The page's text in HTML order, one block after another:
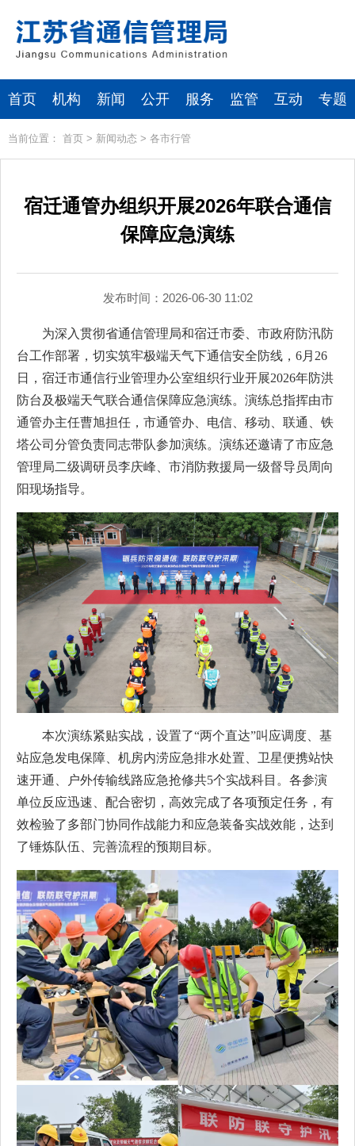
首页 机构 新闻 公开 服务 监管 互动 专题
当前位置： 首页 > 新闻动态 > 各市行管
宿迁通管办组织开展2026年联合通信
保障应急演练
发布时间：2026-06-30 11:02
为深入贯彻省通信管理局和宿迁市委、市政府防汛防
台工作部署，切实筑牢极端天气下通信安全防线，6月26
日，宿迁市通信行业管理办公室组织行业开展2026年防洪
防台及极端天气联合通信保障应急演练。演练总指挥由市
通管办主任曹旭担任，市通管办、电信、移动、联通、铁
塔公司分管负责同志带队参加演练。演练还邀请了市应急
管理局二级调研员李庆峰、市消防救援局一级督导员周向
阳现场指导。
本次演练紧贴实战，设置了“两个直达”叫应调度、基
站应急发电保障、机房内涝应急排水处置、卫星便携站快
速开通、户外传输线路应急抢修共5个实战科目。各参演
单位反应迅速、配合密切，高效完成了各项预定任务，有
效检验了多部门协同作战能力和应急装备实战效能，达到
了锤炼队伍、完善流程的预期目标。